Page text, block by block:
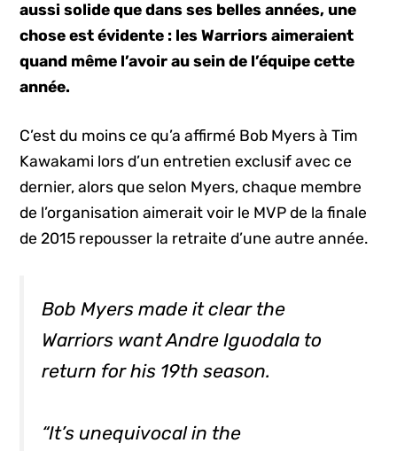
aussi solide que dans ses belles années, une
chose est évidente : les Warriors aimeraient
quand même l’avoir au sein de l’équipe cette
année.
C’est du moins ce qu’a affirmé Bob Myers à Tim
Kawakami lors d’un entretien exclusif avec ce
dernier, alors que selon Myers, chaque membre
de l’organisation aimerait voir le MVP de la finale
de 2015 repousser la retraite d’une autre année.
Bob Myers made it clear the
Warriors want Andre Iguodala to
return for his 19th season.
“It’s unequivocal in the